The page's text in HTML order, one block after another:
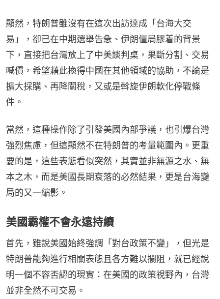
顯然，特朗普雖沒有在這次出訪達成「台海大交
易」，卻已在中期選舉告急、伊朗僵局膠着的背景
下，直接把台灣放上了中美談判桌，果斷分割、交易
喊價，希望藉此換得中國在其他領域的協助，不論是
擴大採購、再降關稅，又或是斡旋伊朗軟化停戰條
件。
當然，這種操作除了引發美國內部爭議，也引爆台灣
強烈焦慮，但這顯然不在特朗普的考量範圍內。更重
要的是，這些表態看似突然，其實並非無源之水、無
本之木，而是美國長期衰落的必然結果，更是台海變
局的又一縮影。
美國霸權不會永遠持續
首先，雖說美國始終強調「對台政策不變」，但光是
特朗普能夠進行相關表態且各方難以攔阻，就已經說
明一個不容否認的現實：在美國的政策視野內，台灣
並非全然不可交易。